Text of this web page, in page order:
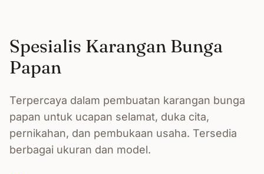
Spesialis Karangan Bunga
Papan
Terpercaya dalam pembuatan karangan bunga
papan untuk ucapan selamat, duka cita,
pernikahan, dan pembukaan usaha. Tersedia
berbagai ukuran dan model.